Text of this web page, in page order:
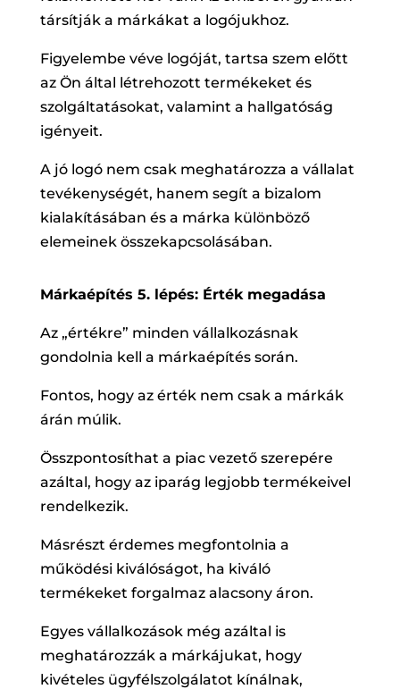
társítják a márkákat a logójukhoz.
Figyelembe véve logóját, tartsa szem előtt
az Ön által létrehozott termékeket és
szolgáltatásokat, valamint a hallgatóság
igényeit.
A jó logó nem csak meghatározza a vállalat
tevékenységét, hanem segít a bizalom
kialakításában és a márka különböző
elemeinek összekapcsolásában.
Márkaépítés 5. lépés: Érték megadása
Az „értékre” minden vállalkozásnak
gondolnia kell a márkaépítés során.
Fontos, hogy az érték nem csak a márkák
árán múlik.
Összpontosíthat a piac vezető szerepére
azáltal, hogy az iparág legjobb termékeivel
rendelkezik.
Másrészt érdemes megfontolnia a
működési kiválóságot, ha kiváló
termékeket forgalmaz alacsony áron.
Egyes vállalkozások még azáltal is
meghatározzák a márkájukat, hogy
kivételes ügyfélszolgálatot kínálnak,